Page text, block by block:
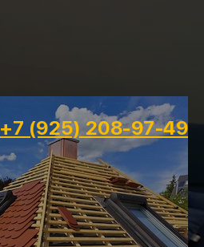
+7 (925) 208-97-49